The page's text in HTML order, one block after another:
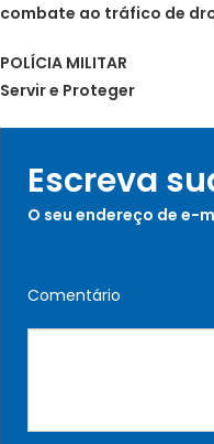
combate ao tráfico de
POLÍCIA MILITAR
Servir e Proteger
Escreva
O seu endereço de e-
Comentário